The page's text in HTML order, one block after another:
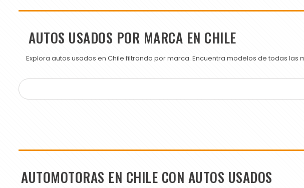
AUTOS USADOS POR MARCA EN CHILE
Explora autos usados en Chile filtrando por marca. Encuentra modelos de todas las
AUTOMOTORAS EN CHILE CON AUTOS USADOS